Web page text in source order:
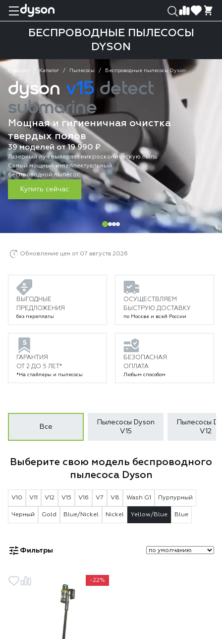
БЕСПРОВОДНЫЕ ПЫЛЕСОСЫ
DYSON
Главная Каталог Пылесосы Беспроводные пылесосы Dyson
dyson v15 detect
submarine
Мощная и гигиеничная очистка
твердых полов
39 моделей от 19 990 ₽
Лазерный луч выявляет микроскопическую пыль
Самый мощный интеллектуальный
беспроводной пылесос.
Купить сейчас
Обновление цен от 07 августа 2026
ВЫГОДНЫЕ
ПРЕДЛОЖЕНИЯ
без переплаты
ОСУЩЕСТВЛЯЕМ
БЫСТРУЮ ДОСТАВКУ
по Москве и всей России
ГАРАНТИЯ
ОТ 2 ДО 5 ЛЕТ*
*На стайлеры и пылесосы
БЕЗОПАСНАЯ
ОПЛАТА
Любым способом
Все
Пылесосы Dyson
V15
Пылесосы
V12
Выберите свою модель беспроводного
пылесоса Dyson
V10 V11 V12 V15 V16 V7 V8 Wash G1 Пурпурный
Черный Gold Blue/Nickel Nickel Yellow/Blue Blue
Фильтры
-22%